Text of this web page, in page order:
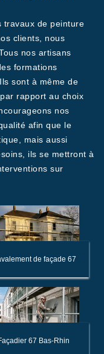
travaux de peinture
clients, nous
nos artisans
formations
sont à même de
rapport au choix
nos
afin que le
mais aussi
ils se mettront à
sur
de façade 67
67 Bas-Rhin